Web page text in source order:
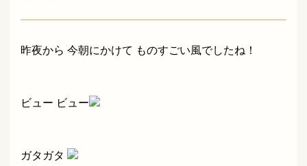
昨夜から 今朝にかけて ものすごい風でしたね！
ビュー ビュー
ガタガタ